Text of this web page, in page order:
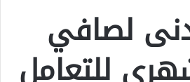
لصافي
للتعامل